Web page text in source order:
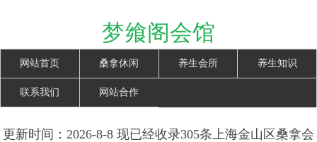
梦飨阁会馆
网站首页 桑拿休闲 养生会所 养生知识
联系我们 网站合作
更新时间：2026-8-8 现已经收录305条上海金山区桑拿会